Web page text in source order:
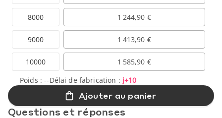
8000
9000
10000
1 244,90 €
1 413,90 €
1 585,90 €
Poids :--Délai de fabrication : j+10
Ajouter au panier
Questions et réponses